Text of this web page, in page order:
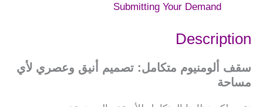
Submitting Your Demand
Description
سقف ألومنيوم متكامل: تصميم أنيق وعصري لأي
مساحة